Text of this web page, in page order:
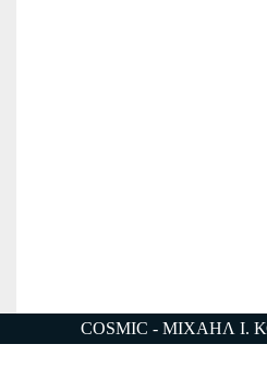
COSMIC - ΜΙΧΑΗΛ Ι.